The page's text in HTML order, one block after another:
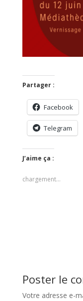
Partager :
Facebook
Telegram
J’aime ça :
chargement…
Poster le
Votre adresse e-